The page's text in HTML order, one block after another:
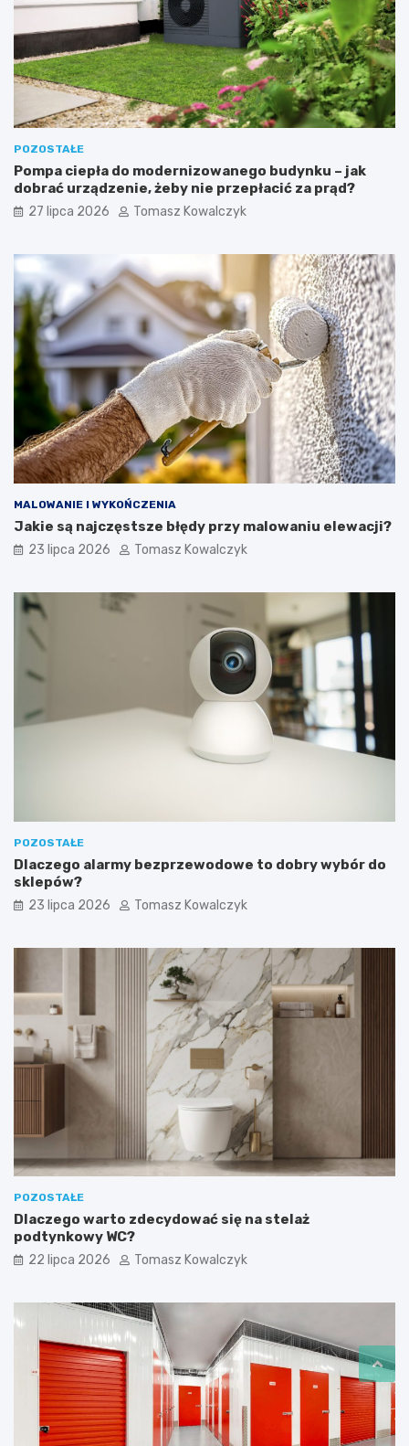
POZOSTAŁE
Pompa ciepła do modernizowanego budynku – jak
dobrać urządzenie, żeby nie przepłacić za prąd?
27 lipca 2026 Tomasz Kowalczyk
MALOWANIE I WYKOŃCZENIA
Jakie są najczęstsze błędy przy malowaniu elewacji?
23 lipca 2026 Tomasz Kowalczyk
POZOSTAŁE
Dlaczego alarmy bezprzewodowe to dobry wybór do
sklepów?
23 lipca 2026 Tomasz Kowalczyk
POZOSTAŁE
Dlaczego warto zdecydować się na stelaż
podtynkowy WC?
22 lipca 2026 Tomasz Kowalczyk